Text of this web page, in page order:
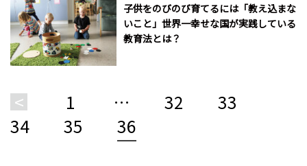
子供をのびのび育てるには「教え込まな
いこと」世界一幸せな国が実践している
教育法とは？
< 1 … 32
33
34
35 36